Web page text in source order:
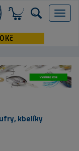
Menu
Kč
kbelíky